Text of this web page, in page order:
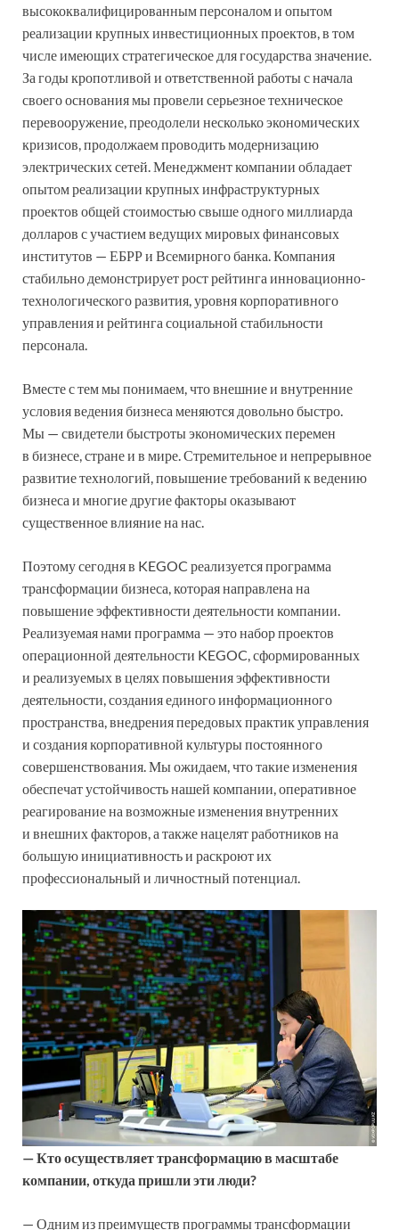
высококвалифицированным персоналом и опытом
реализации крупных инвестиционных проектов, в том
числе имеющих стратегическое для государства значение.
За годы кропотливой и ответственной работы с начала
своего основания мы провели серьезное техническое
перевооружение, преодолели несколько экономических
кризисов, продолжаем проводить модернизацию
электрических сетей. Менеджмент компании обладает
опытом реализации крупных инфраструктурных
проектов общей стоимостью свыше одного миллиарда
долларов с участием ведущих мировых финансовых
институтов — ЕБРР и Всемирного банка. Компания
стабильно демонстрирует рост рейтинга инновационно-
технологического развития, уровня корпоративного
управления и рейтинга социальной стабильности
персонала.
Вместе с тем мы понимаем, что внешние и внутренние
условия ведения бизнеса меняются довольно быстро.
Мы — свидетели быстроты экономических перемен
в бизнесе, стране и в мире. Стремительное и непрерывное
развитие технологий, повышение требований к ведению
бизнеса и многие другие факторы оказывают
существенное влияние на нас.
Поэтому сегодня в KEGOC реализуется программа
трансформации бизнеса, которая направлена на
повышение эффективности деятельности компании.
Реализуемая нами программа — это набор проектов
операционной деятельности KEGOC, сформированных
и реализуемых в целях повышения эффективности
деятельности, создания единого информационного
пространства, внедрения передовых практик управления
и создания корпоративной культуры постоянного
совершенствования. Мы ожидаем, что такие изменения
обеспечат устойчивость нашей компании, оперативное
реагирование на возможные изменения внутренних
и внешних факторов, а также нацелят работников на
большую инициативность и раскроют их
профессиональный и личностный потенциал.
— Кто осуществляет трансформацию в масштабе
компании, откуда пришли эти люди?
— Одним из преимуществ программы трансформации